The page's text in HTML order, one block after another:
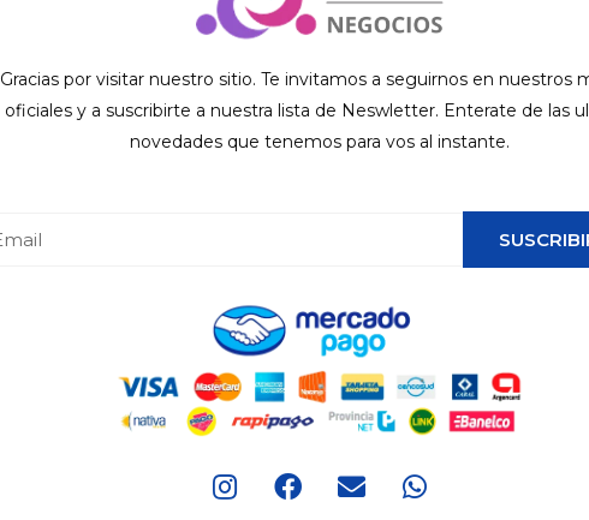
Gracias por visitar nuestro sitio. Te invitamos a seguirnos en nuestros
oficiales y a suscribirte a nuestra lista de Neswletter. Enterate de las
novedades que tenemos para vos al instante.